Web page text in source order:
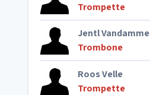
Trompette
Jentl Vandamme
Trombone
Roos Velle
Trompette